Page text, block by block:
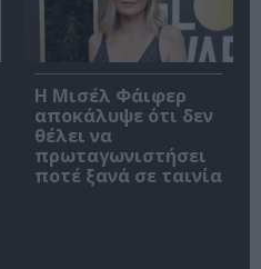
Η Μισέλ Φάιφερ
αποκάλυψε ότι δεν
θέλει να
πρωταγωνιστήσει
ποτέ ξανά σε ταινία